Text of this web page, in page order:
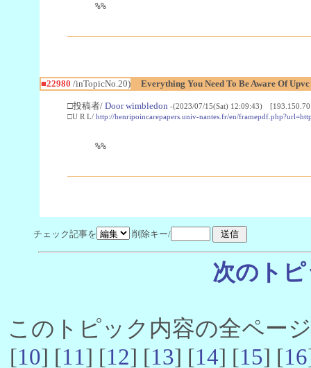
%%
■22980 /inTopicNo.20) Everything You Need To Be Aware Of
□投稿者/ Door wimbledon -(2023/07/15(Sat) 12:09:43)
□U R L/ http://henripoincarepapers.univ-nantes.fr/en/
%%
チェック記事を 削除キー/
次のト
このトピック内容の全ペー
[10] [11] [12] [13] [14] [15] [16